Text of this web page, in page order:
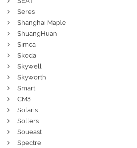
Seres
Shanghai Maple
ShuangHuan
Simca
Skoda
Skywell
Skyworth
Smart
СМЗ
Solaris
Sollers
Soueast
Spectre